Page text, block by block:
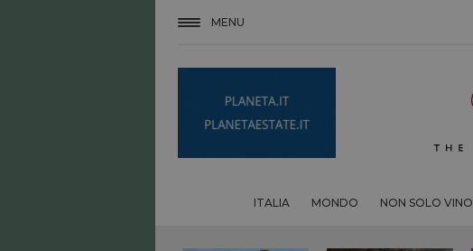
MENU
ITALIA MONDO NON SOLO VINO